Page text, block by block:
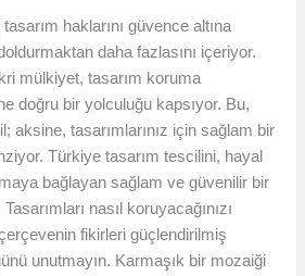
haklarını güvence altına
daha fazlasını içeriyor.
mülkiyet, tasarım koruma
doğru bir yolculuğu kapsıyor. Bu,
aksine, tasarımlarınız için sağlam bir
Türkiye tasarım tescilini, hayal
bağlayan sağlam ve güvenilir bir
nasıl koruyacağınızı
fikirleri güçlendirilmiş
unutmayın. Karmaşık bir mozaiği